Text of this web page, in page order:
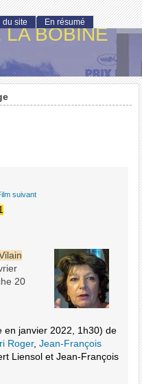
LA BOBINE
suivant
20
en janvier 2022, 1h30) de
Roger, Jean-François
Liensol et Jean-François
du site En résumé